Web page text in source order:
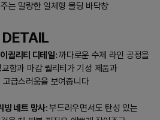
는 말랑한 일체형 몰딩 바닥창
DETAIL
퀄리티 디테일:까다로운 수제 라인 공정을
함과 마감 퀄리티가 기성 제품과
고급스러움을 보여줍니다
빙 네트 망사:부드러우면서도 탄성 있는